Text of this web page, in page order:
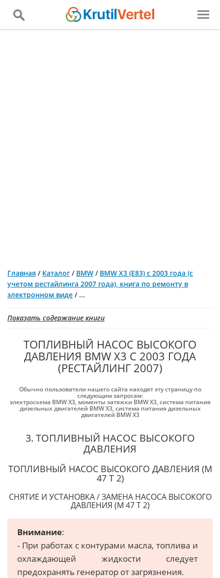
Главная / Каталог / BMW / BMW X3 (E83) с 2003 года (c
учетом рестайлинга 2007 года), книга по ремонту в
электронном виде / ...
Показать содержание книги
ТОПЛИВНЫЙ НАСОС ВЫСОКОГО
ДАВЛЕНИЯ BMW X3 С 2003 ГОДА
(РЕСТАЙЛИНГ 2007)
Обычно пользователи нашего сайта находят эту страницу по
следующим запросам:
электросхема BMW X3, моменты затяжки BMW X3,система питания
дизельных двигателей BMW X3,система питания дизельных
двигателей BMW X3
3. ТОПЛИВНЫЙ НАСОС ВЫСОКОГО
ДАВЛЕНИЯ
ТОПЛИВНЫЙ НАСОС ВЫСОКОГО ДАВЛЕНИЯ (М
47 Т 2)
СНЯТИЕ И УСТАНОВКА / ЗАМЕНА НАСОСА ВЫСОКОГО
ДАВЛЕНИЯ (М 47 Т 2)
Внимание:
- При работах с контурами масла, топлива и
охлаждающей жидкости следует
предохранять генератор от загрязнения.